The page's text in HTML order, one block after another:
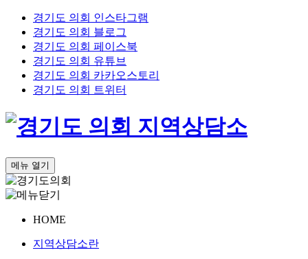
경기도 의회 인스타그램
경기도 의회 블로그
경기도 의회 페이스북
경기도 의회 유튜브
경기도 의회 카카오스토리
경기도 의회 트위터
메뉴 열기
HOME
지역상담소란